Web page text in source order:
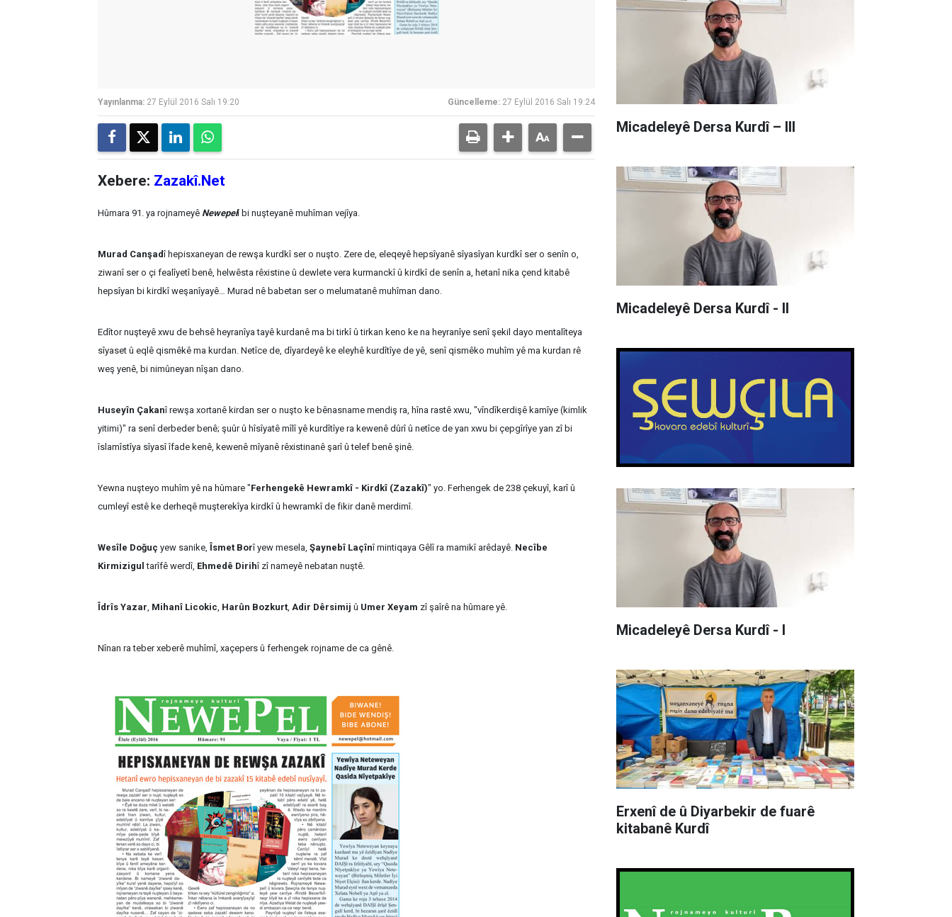
Yayınlanma: 27 Eylül 2016 Salı 19:20 Güncelleme: 27 Eylül 2016 Salı 19:24
Xebere: Zazakî.Net
Hûmara 91. ya rojnameyê Newepelî bi nuşteyanê muhîman vejîya.
Murad Canşadî hepisxaneyan de rewşa kurdkî ser o nuşto. Zere de, eleqeyê hepsîyanê sîyasîyan kurdkî ser o senîn o,
ziwanî ser o çi fealîyetî benê, helwêsta rêxistine û dewlete vera kurmanckî û kirdkî de senîn a, hetanî nika çend kitabê
hepsîyan bi kirdkî weşanîyayê… Murad nê babetan ser o melumatanê muhîman dano.
Edîtor nuşteyê xwu de behsê heyranîya tayê kurdanê ma bi tirkî û tirkan keno ke na heyranîye senî şekil dayo mentalîteya
sîyaset û eqlê qismêkê ma kurdan. Netîce de, dîyardeyê ke eleyhê kurdîtîye de yê, senî qismêko muhîm yê ma kurdan rê
weş yenê, bi nimûneyan nîşan dano.
Huseyîn Çakanî rewşa xortanê kirdan ser o nuşto ke bênasname mendiş ra, hîna rastê xwu, "vîndîkerdişê kamîye (kimlik
yitimi)" ra senî derbeder benê; şuûr û hîsîyatê mîlî yê kurdîtîye ra kewenê dûrî û netîce de yan xwu bi çepgîrîye yan zî bi
îslamîstîya sîyasî îfade kenê, kewenê mîyanê rêxistinanê şarî û telef benê şinê.
Yewna nuşteyo muhîm yê na hûmare "Ferhengekê Hewramkî - Kirdkî (Zazakî)" yo. Ferhengek de 238 çekuyî, karî û
cumleyî estê ke derheqê muşterekîya kirdkî û hewramkî de fikir danê merdimî.
Wesîle Doğuç yew sanike, Îsmet Borî yew mesela, Şaynebî Laçînî mintiqaya Gêlî ra mamikî arêdayê. Necîbe
Kirmizigul tarîfê werdî, Ehmedê Dirihî zî nameyê nebatan nuştê.
Îdrîs Yazar, Mihanî Licokic, Harûn Bozkurt, Adir Dêrsimij û Umer Xeyam zî şaîrê na hûmare yê.
Nînan ra teber xeberê muhîmî, xaçepers û ferhengek rojname de ca gênê.
Micadeleyê Dersa Kurdî – III
Micadeleyê Dersa Kurdî - II
Micadeleyê Dersa Kurdî - I
Erxenî de û Diyarbekir de fuarê
kitabanê Kurdî